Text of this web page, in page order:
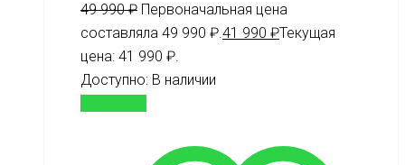
49 990₽ Первоначальная цена
составляла 49 990 ₽.41 990 ₽Текущая
цена: 41 990 ₽.
Доступно: В наличии